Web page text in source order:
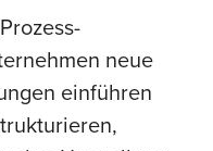
Prozess-
neue
einführen